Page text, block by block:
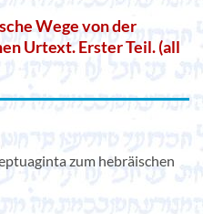
Wege von der
Urtext. Erster Teil. (all
zum hebräischen